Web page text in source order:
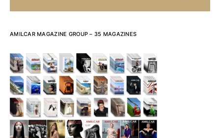
AMILCAR MAGAZINE GROUP – 35 MAGAZINES